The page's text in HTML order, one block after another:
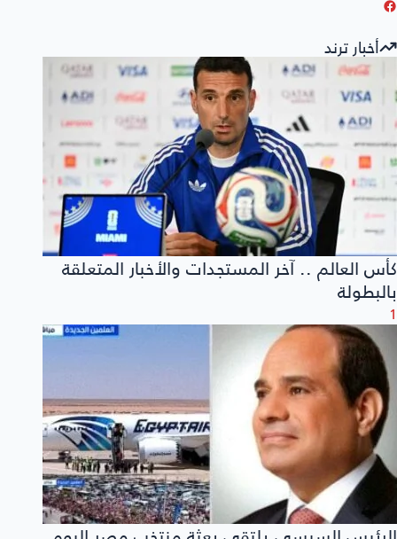
أخبار ترند
كأس العالم .. آخر المستجدات والأخبار المتعلقة
بالبطولة
1